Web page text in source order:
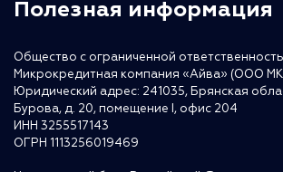
Полезная информация
Общество с ограниченной
Микрокредитная компания «Айва» (ООО
Юридический адрес: 241035, Брянская
Бурова, д. 20, помещение I, офис 204
ИНН 3255517143
ОГРН 1113256019469